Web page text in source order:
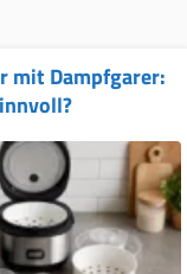
mit Dampfgarer: